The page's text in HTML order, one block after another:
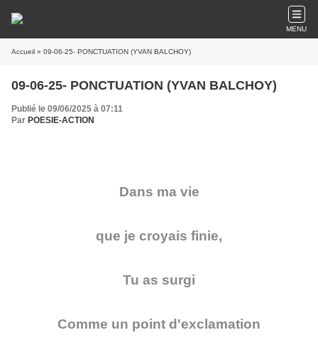
MENU
Accueil » 09-06-25- PONCTUATION (YVAN BALCHOY)
09-06-25- PONCTUATION (YVAN BALCHOY)
Publié le 09/06/2025 à 07:11
Par POESIE-ACTION
Dans ma vie
que je croyais finie,
Tu as surgi
Comme un point d'exclamation